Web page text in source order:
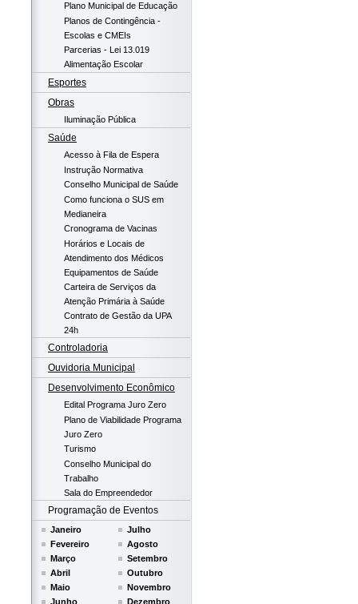
Plano Municipal de Educação
Planos de Contingência -
Escolas e CMEIs
Parcerias - Lei 13.019
Alimentação Escolar
Esportes
Obras
Iluminação Pública
Saúde
Acesso à Fila de Espera
Instrução Normativa
Conselho Municipal de Saúde
Como funciona o SUS em
Medianeira
Cronograma de Vacinas
Horários e Locais de
Atendimento dos Médicos
Equipamentos de Saúde
Carteira de Serviços da
Atenção Primária à Saúde
Contrato de Gestão da UPA
24h
Controladoria
Ouvidoria Municipal
Desenvolvimento Econômico
Edital Programa Juro Zero
Plano de Viabilidade Programa
Juro Zero
Turismo
Conselho Municipal do
Trabalho
Sala do Empreendedor
Programação de Eventos
Janeiro
Fevereiro
Março
Abril
Maio
Junho
Julho
Agosto
Setembro
Outubro
Novembro
Dezembro